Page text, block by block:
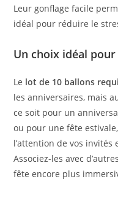
Leur gonflage facile
idéal pour réduire le
Un choix idéal
Le lot de 10 ballons
les anniversaires, mais
ce soit pour un
ou pour une fête
l’attention de vos
Associez-les avec
fête encore plus